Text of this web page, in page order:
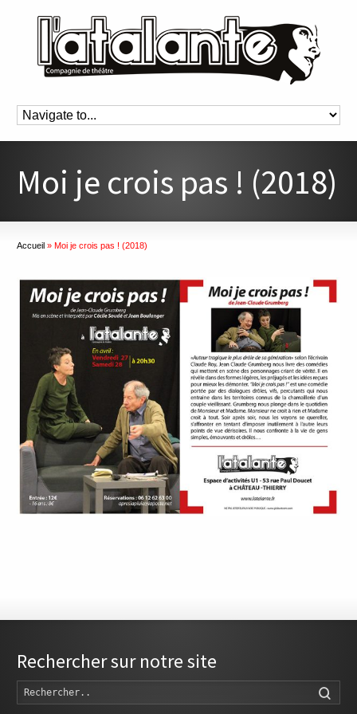
Moi je crois pas ! (2018)
Accueil » Moi je crois pas ! (2018)
Rechercher sur notre site